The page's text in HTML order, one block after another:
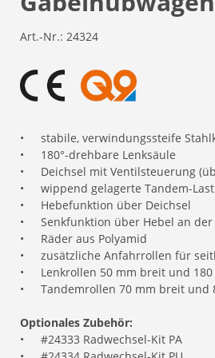
Art.-Nr.: 24324
•
stabile, verwindungssteife
•
180°-drehbare Lenksäule
•
Deichsel mit Ventilsteuerung
•
wippend gelagerte Tandem-
•
Hebefunktion über Deichsel
•
Senkfunktion über Hebel an der
•
Räder aus Polyamid
•
zusätzliche Anfahrrollen für
•
Lenkrollen 50 mm breit und
•
Tandemrollen 70 mm breit und
Optionales Zubehör:
•
#24333 Radwechsel-Kit PA